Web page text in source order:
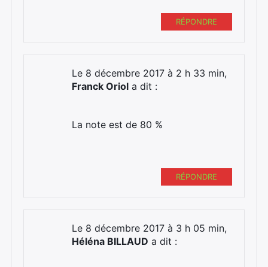
RÉPONDRE
Le 8 décembre 2017 à 2 h 33 min,
Franck Oriol a dit :
La note est de 80 %
RÉPONDRE
Le 8 décembre 2017 à 3 h 05 min,
Héléna BILLAUD a dit :